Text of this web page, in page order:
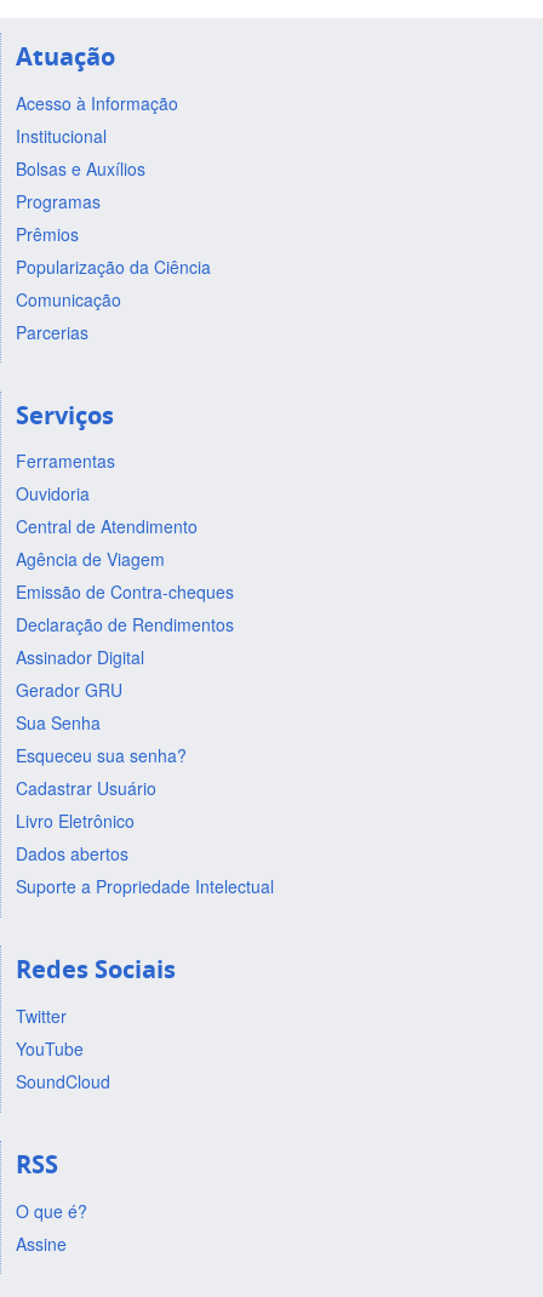
Atuação
Acesso à Informação
Institucional
Bolsas e Auxílios
Programas
Prêmios
Popularização da Ciência
Comunicação
Parcerias
Serviços
Ferramentas
Ouvidoria
Central de Atendimento
Agência de Viagem
Emissão de Contra-cheques
Declaração de Rendimentos
Assinador Digital
Gerador GRU
Sua Senha
Esqueceu sua senha?
Cadastrar Usuário
Livro Eletrônico
Dados abertos
Suporte a Propriedade Intelectual
Redes Sociais
Twitter
YouTube
SoundCloud
RSS
O que é?
Assine